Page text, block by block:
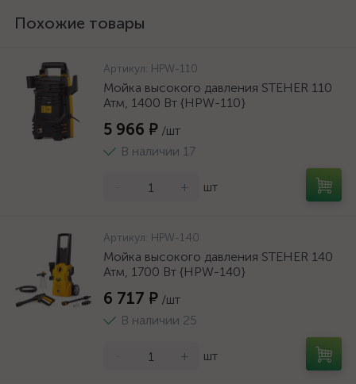
Похожие товары
Артикул: HPW-110
Мойка высокого давления STEHER 110
Атм, 1400 Вт {HPW-110}
5 966 ₽ /шт
В наличии 17
+ шт
Артикул: HPW-140
Мойка высокого давления STEHER 140
Атм, 1700 Вт {HPW-140}
6 717 ₽ /шт
В наличии 25
+ шт